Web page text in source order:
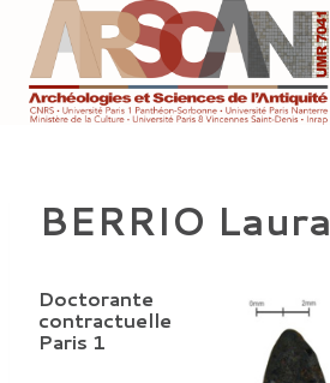
contenu
BERRIO Laura
Doctorante
contractuelle
Paris 1